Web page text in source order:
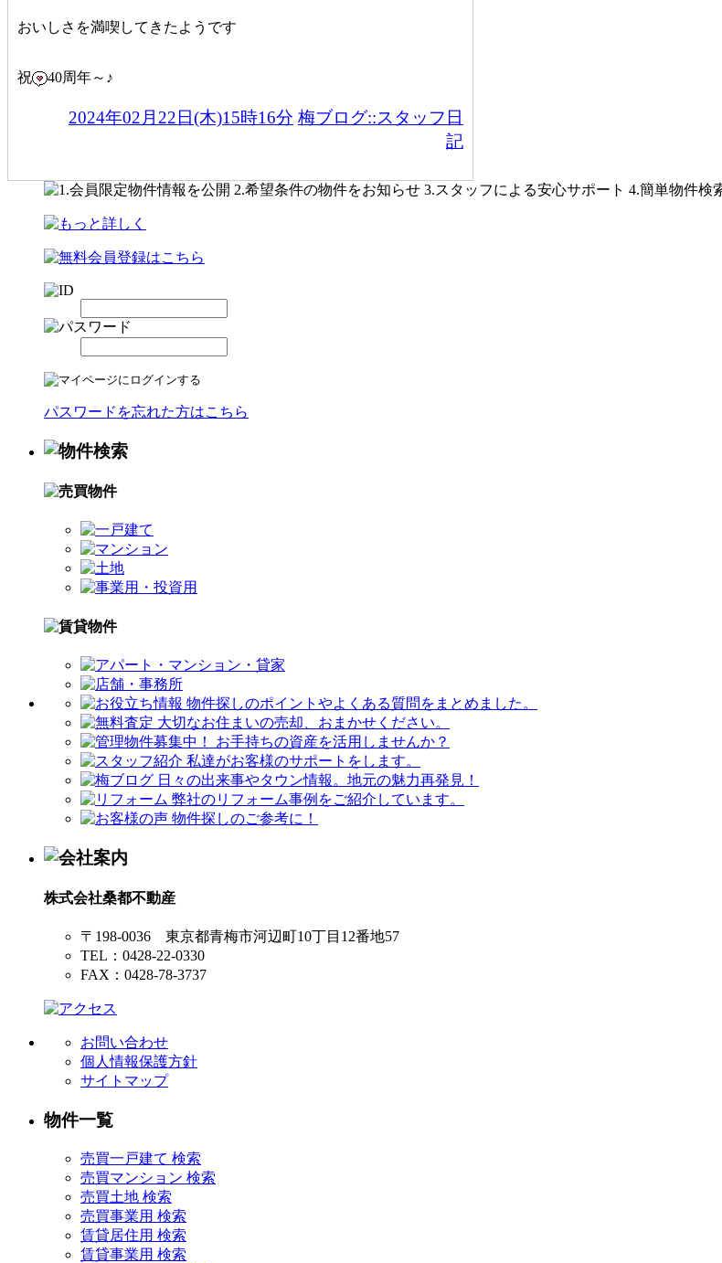
おいしさを満喫してきたようです
祝 40周年～♪
2024年02月22日(木)15時16分 梅ブログ::スタッフ日
記
パスワードを忘れた方はこちら
株式会社桑都不動産
〒198-0036 東京都青梅市河辺町10丁目12番地57
TEL：0428-22-0330
FAX：0428-78-3737
お問い合わせ
個人情報保護方針
サイトマップ
物件一覧
売買一戸建て 検索
売買マンション 検索
売買土地 検索
売買事業用 検索
賃貸居住用 検索
賃貸事業用 検索